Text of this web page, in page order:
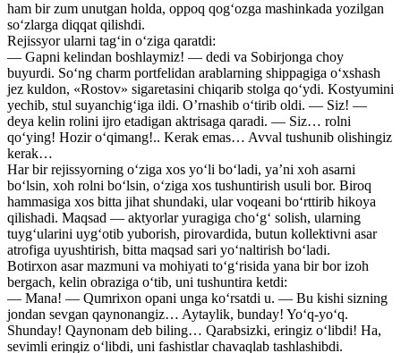
ham bir zum unutgan holda, oppoq qog‘ozga mashinkada yozilgan
so‘zlarga diqqat qilishdi.
Rejissyor ularni tag‘in o‘ziga qaratdi:
— Gapni kelindan boshlaymiz! — dedi va Sobirjonga choy
buyurdi. So‘ng charm portfelidan arablarning shippagiga o‘xshash
jez kuldon, «Rostov» sigaretasini chiqarib stolga qo‘ydi. Kostyumini
yechib, stul suyanchig‘iga ildi. O’rnashib o‘tirib oldi. — Siz! —
deya kelin rolini ijro etadigan aktrisaga qaradi. — Siz… rolni
qo‘ying! Hozir o‘qimang!.. Kerak emas… Avval tushunib olishingiz
kerak…
Har bir rejissyorning o‘ziga xos yo‘li bo‘ladi, ya’ni xoh asarni
bo‘lsin, xoh rolni bo‘lsin, o‘ziga xos tushuntirish usuli bor. Biroq
hammasiga xos bitta jihat shundaki, ular voqeani bo‘rttirib hikoya
qilishadi. Maqsad — aktyorlar yuragiga cho‘g‘ solish, ularning
tuyg‘ularini uyg‘otib yuborish, pirovardida, butun kollektivni asar
atrofiga uyushtirish, bitta maqsad sari yo‘naltirish bo‘ladi.
Botirxon asar mazmuni va mohiyati to‘g‘risida yana bir bor izoh
bergach, kelin obraziga o‘tib, uni tushuntira ketdi:
— Mana! — Qumrixon opani unga ko‘rsatdi u. — Bu kishi sizning
jondan sevgan qaynonangiz… Aytaylik, bunday! Yo‘q-yo‘q.
Shunday! Qaynonam deb biling… Qarabsizki, eringiz o‘libdi! Ha,
sevimli eringiz o‘libdi, uni fashistlar chavaqlab tashlashibdi.